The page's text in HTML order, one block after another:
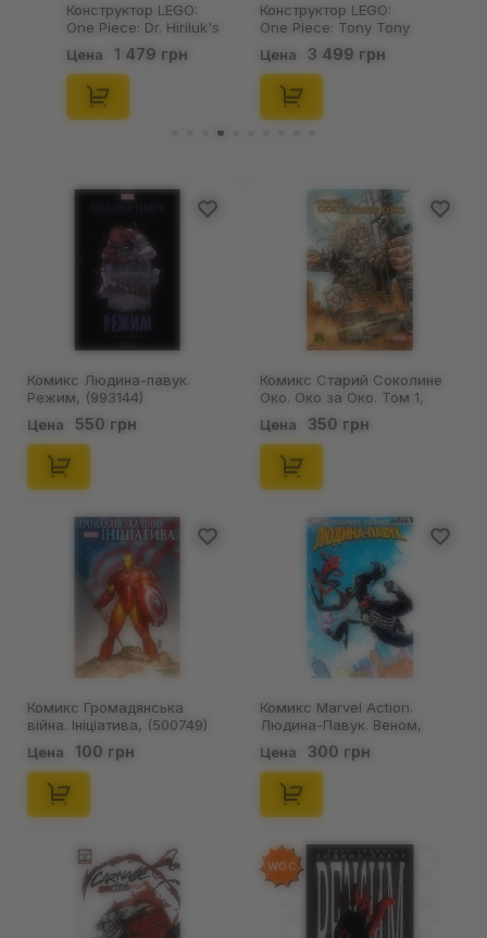
Конструктор LEGO:
One Piece: Dr. Hiriluk's
Hideout, (75641)
Цена 1 479 грн
Конструктор LEGO:
One Piece: Tony Tony
Chopper, (75643)
Цена 3 499 грн
Комикс Людина-павук.
Режим, (993144)
Цена 550 грн
Комикс Старий Соколине
Око. Око за Око. Том 1,
(509131)
Цена 350 грн
Комикс Громадянська
війна. Ініціатива, (500749)
Цена 100 грн
Комикс Marvel Action.
Людина-Павук. Веном,
(884339)
Цена 300 грн
WOC